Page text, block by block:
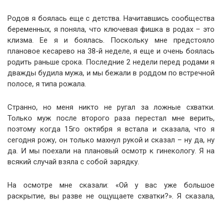
Родов я боялась еще с детства. Начитавшись сообщества
беременных, я поняла, что ключевая фишка в родах – это
клизма. Ее я и боялась. Поскольку мне предстояло
плановое кесарево на 38-й неделе, я еще и очень боялась
родить раньше срока. Последние 2 недели перед родами я
дважды будила мужа, и мы бежали в роддом по встречной
полосе, я типа рожала.
Странно, но меня никто не ругал за ложные схватки.
Только муж после второго раза перестал мне верить,
поэтому когда 15го октября я встала и сказала, что я
сегодня рожу, он только махнул рукой и сказал – ну да, ну
да. И мы поехали на плановый осмотр к гинекологу. Я на
всякий случай взяла с собой зарядку.
На осмотре мне сказали: «Ой у вас уже большое
раскрытие, вы разве не ощущаете схватки?». Я сказала,